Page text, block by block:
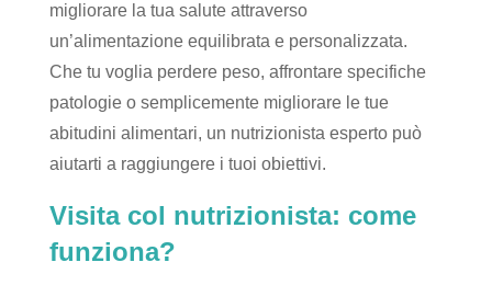
migliorare la tua salute attraverso
un’alimentazione equilibrata e personalizzata.
Che tu voglia perdere peso, affrontare specifiche
patologie o semplicemente migliorare le tue
abitudini alimentari, un nutrizionista esperto può
aiutarti a raggiungere i tuoi obiettivi.
Visita col nutrizionista: come
funziona?